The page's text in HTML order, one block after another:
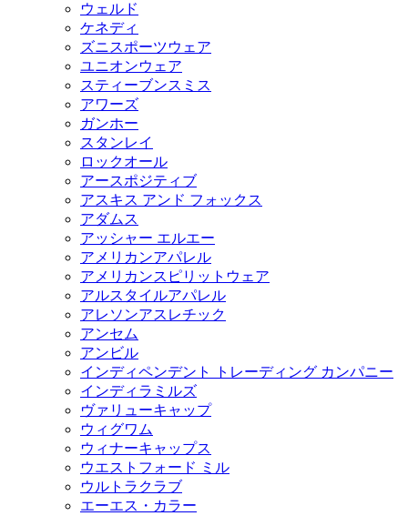
ウェルド
ケネディ
ズニスポーツウェア
ユニオンウェア
スティーブンスミス
アワーズ
ガンホー
スタンレイ
ロックオール
アースポジティブ
アスキス アンド フォックス
アダムス
アッシャー エルエー
アメリカンアパレル
アメリカンスピリットウェア
アルスタイルアパレル
アレソンアスレチック
アンセム
アンビル
インディペンデント トレーディング カンパニー
インディラミルズ
ヴァリューキャップ
ウィグワム
ウィナーキャップス
ウエストフォード ミル
ウルトラクラブ
エーエス・カラー